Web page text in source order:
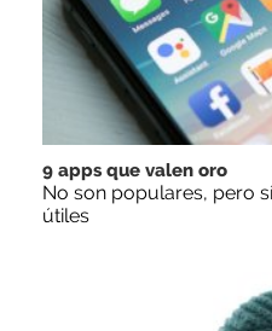
9 apps que valen oro
No son populares, pero
útiles